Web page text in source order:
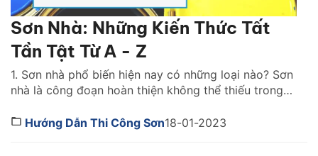
Sơn Nhà: Những Kiến Thức Tất
Tần Tật Từ A - Z
1. Sơn nhà phổ biến hiện nay có những loại nào? Sơn
nhà là công đoạn hoàn thiện không thể thiếu trong
như chiếc áo bảo vệ ngôi nhà khỏi những tác động
Hướng Dẫn Thi Công Sơn18-01-2023